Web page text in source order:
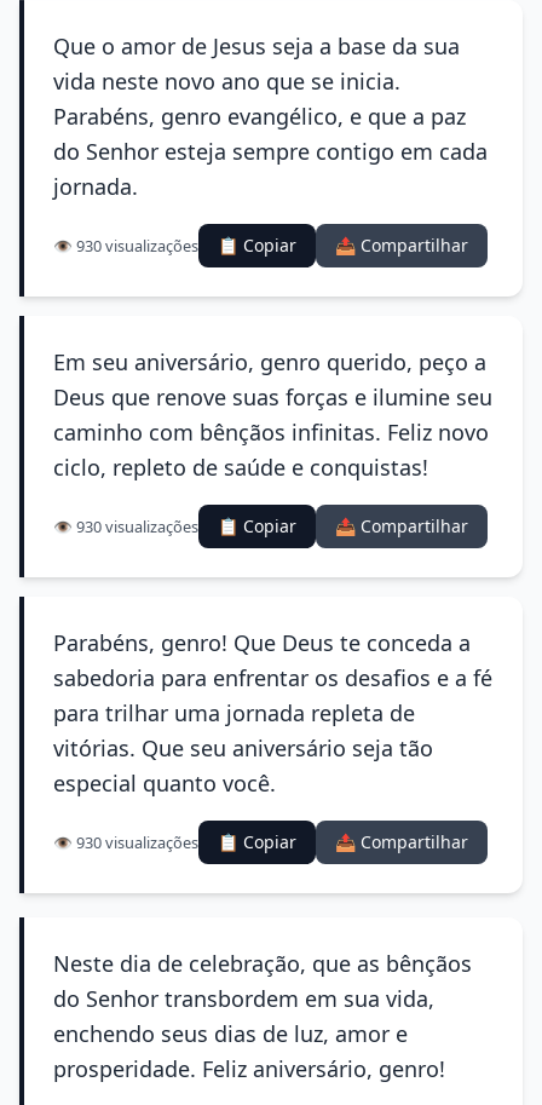
Que o amor de Jesus seja a base da sua
vida neste novo ano que se inicia.
Parabéns, genro evangélico, e que a paz
do Senhor esteja sempre contigo em cada
jornada.
👁️ 930 visualizações 📋 Copiar 📤 Compartilhar
Em seu aniversário, genro querido, peço a
Deus que renove suas forças e ilumine seu
caminho com bênçãos infinitas. Feliz novo
ciclo, repleto de saúde e conquistas!
👁️ 930 visualizações 📋 Copiar 📤 Compartilhar
Parabéns, genro! Que Deus te conceda a
sabedoria para enfrentar os desafios e a fé
para trilhar uma jornada repleta de
vitórias. Que seu aniversário seja tão
especial quanto você.
👁️ 930 visualizações 📋 Copiar 📤 Compartilhar
Neste dia de celebração, que as bênçãos
do Senhor transbordem em sua vida,
enchendo seus dias de luz, amor e
prosperidade. Feliz aniversário, genro!